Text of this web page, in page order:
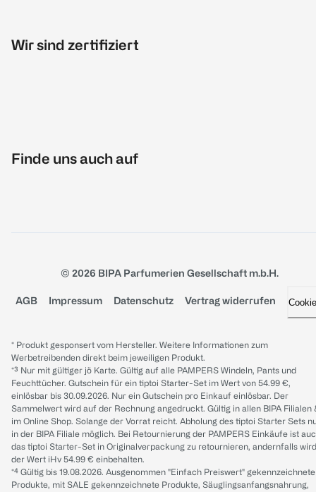
Wir sind zertifiziert
Finde uns auch auf
© 2026 BIPA Parfumerien Gesellschaft m.b.H.
AGB Impressum Datenschutz Vertrag widerrufen
* Produkt gesponsert vom Hersteller. Weitere Informationen zum
Werbetreibenden direkt beim jeweiligen Produkt.
*³ Nur mit gültiger jö Karte. Gültig auf alle PAMPERS Windeln, Pants und
Feuchttücher. Gutschein für ein tiptoi Starter-Set im Wert von 54.99 €,
einlösbar bis 30.09.2026. Nur ein Gutschein pro Einkauf einlösbar. Der
Sammelwert wird auf der Rechnung angedruckt. Gültig in allen BIPA Filialen
im Online Shop. Solange der Vorrat reicht. Abholung des tiptoi Starter Sets
in der BIPA Filiale möglich. Bei Retournierung der PAMPERS Einkäufe ist
das tiptoi Starter-Set in Originalverpackung zu retournieren, andernfalls wird
der Wert iHv 54.99 € einbehalten.
*⁴ Gültig bis 19.08.2026. Ausgenommen "Einfach Preiswert" gekennzeichnete
Produkte, mit SALE gekennzeichnete Produkte, Säuglingsanfangsnahrung,